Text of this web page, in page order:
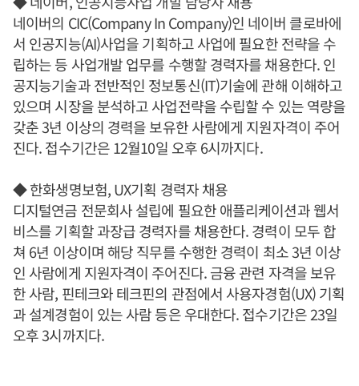
네이버의 CIC(Company In Company)인 네이버 클로바에
서 인공지능(AI)사업을 기획하고 사업에 필요한 전략을 수
립하는 등 사업개발 업무를 수행할 경력자를 채용한다. 인
공지능기술과 전반적인 정보통신(IT)기술에 관해 이해하고
있으며 시장을 분석하고 사업전략을 수립할 수 있는 역량을
갖춘 3년 이상의 경력을 보유한 사람에게 지원자격이 주어
진다. 접수기간은 12월10일 오후 6시까지다.
◆ 한화생명보험, UX기획 경력자 채용
디지털연금 전문회사 설립에 필요한 애플리케이션과 웹서
비스를 기획할 과장급 경력자를 채용한다. 경력이 모두 합
쳐 6년 이상이며 해당 직무를 수행한 경력이 최소 3년 이상
인 사람에게 지원자격이 주어진다. 금융 관련 자격을 보유
한 사람, 핀테크와 테크핀의 관점에서 사용자경험(UX) 기획
과 설계경험이 있는 사람 등은 우대한다. 접수기간은 23일
오후 3시까지다.